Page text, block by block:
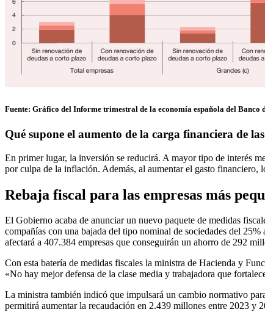
Fuente: Gráfico del Informe trimestral de la economía española del Banco
Qué supone el aumento de la carga financiera de
En primer lugar, la inversión se reducirá. A mayor tipo de interés
por culpa de la inflación. Además, al aumentar el gasto financiero,
Rebaja fiscal para las empresas más
El Gobierno acaba de anunciar un nuevo paquete de medidas
compañías con una bajada del tipo nominal de sociedades del
afectará a 407.384 empresas que conseguirán un ahorro de 292
Con esta batería de medidas fiscales la ministra de Hacienda y
«No hay mejor defensa de la clase media y trabajadora que
La ministra también indicó que impulsará un cambio normativo
permitirá aumentar la recaudación en 2.439 millones entre 2023 y